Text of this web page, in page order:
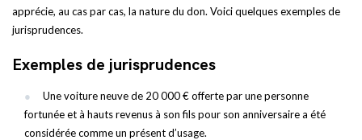
apprécie, au cas par cas, la nature du don. Voici quelques exemples de
jurisprudences.
Exemples de jurisprudences
Une voiture neuve de 20 000 € offerte par une personne
fortunée et à hauts revenus à son fils pour son anniversaire a été
considérée comme un présent d’usage.